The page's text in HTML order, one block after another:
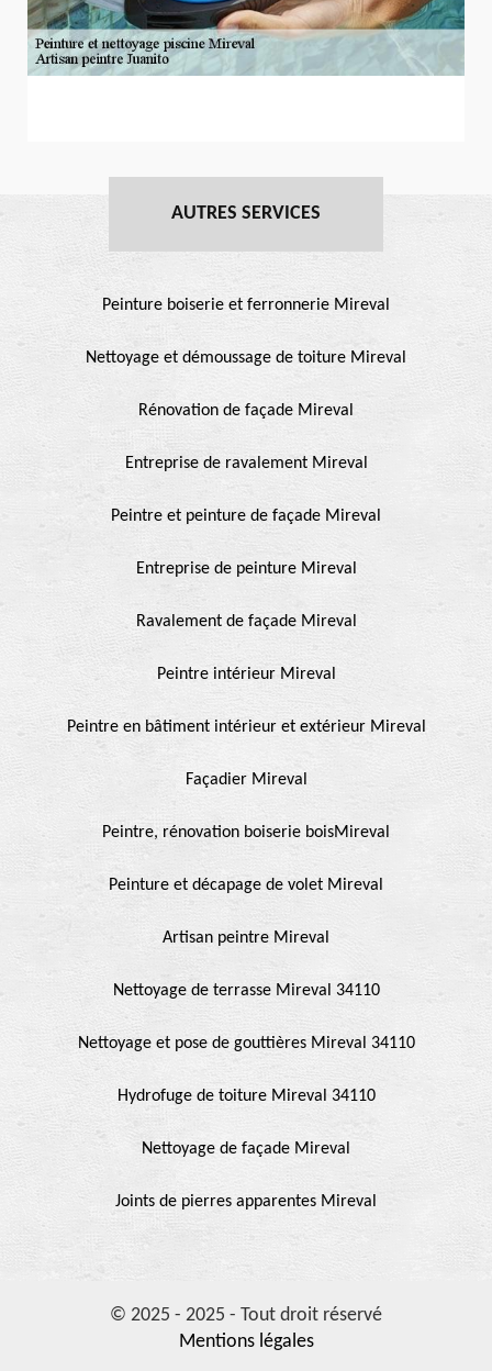
AUTRES SERVICES
Peinture boiserie et ferronnerie Mireval
Nettoyage et démoussage de toiture Mireval
Rénovation de façade Mireval
Entreprise de ravalement Mireval
Peintre et peinture de façade Mireval
Entreprise de peinture Mireval
Ravalement de façade Mireval
Peintre intérieur Mireval
Peintre en bâtiment intérieur et extérieur Mireval
Façadier Mireval
Peintre, rénovation boiserie boisMireval
Peinture et décapage de volet Mireval
Artisan peintre Mireval
Nettoyage de terrasse Mireval 34110
Nettoyage et pose de gouttières Mireval 34110
Hydrofuge de toiture Mireval 34110
Nettoyage de façade Mireval
Joints de pierres apparentes Mireval
© 2025 - 2025 - Tout droit réservé
Mentions légales